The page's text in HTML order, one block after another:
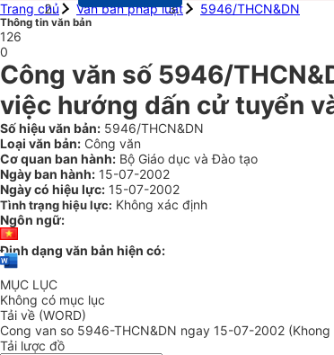
Trang chủ
Văn bản pháp luật 5946/THCN&DN
Thông tin văn bản
126
0
Công văn số 5946/
việc hướng dấn cử tuyển
Số hiệu văn bản: 5946/THCN&DN
Loại văn bản: Công văn
Cơ quan ban hành: Bộ Giáo dục và Đào tạo
Ngày ban hành: 15-07-2002
Ngày có hiệu lực: 15-07-2002
Tình trạng hiệu lực: Không xác định
Ngôn ngữ:
Định dạng văn bản hiện có:
MỤC LỤC
Không có mục lục
Tải về (WORD)
Cong van so 5946-THCN&DN ngay 15-07-2002
Tải lược đồ